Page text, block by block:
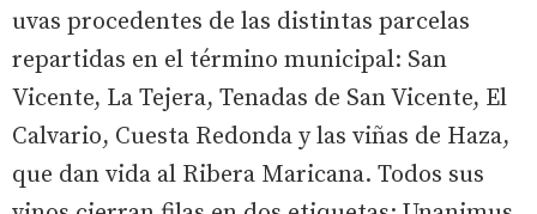
uvas procedentes de las distintas parcelas
repartidas en el término municipal: San
Vicente, La Tejera, Tenadas de San Vicente, El
Calvario, Cuesta Redonda y las viñas de Haza,
que dan vida al Ribera Maricana. Todos sus